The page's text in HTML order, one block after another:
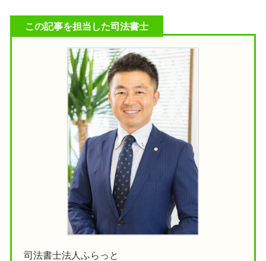
この記事を担当した司法書士
司法書士法人ふらっと